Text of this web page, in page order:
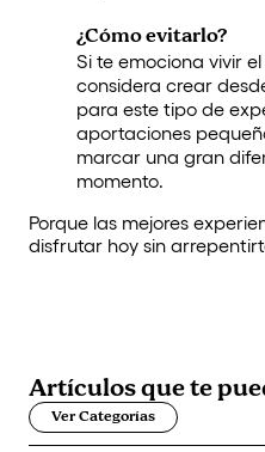
¿Cómo evitarlo?
Si te emociona vivir
considera crear
para este tipo de
aportaciones
marcar una gran
momento.
Porque las mejores
disfrutar hoy sin
Artículos quete
Ver Categorías